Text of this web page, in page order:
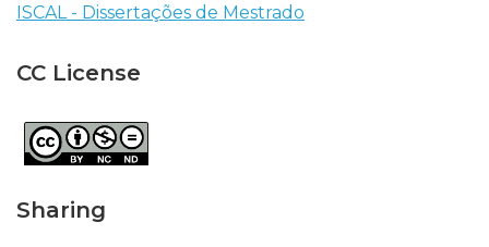
ISCAL - Dissertações de Mestrado
CC License
Sharing